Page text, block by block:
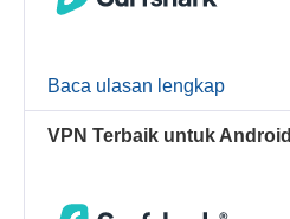
Baca ulasan lengkap
VPN Terbaik untuk Android